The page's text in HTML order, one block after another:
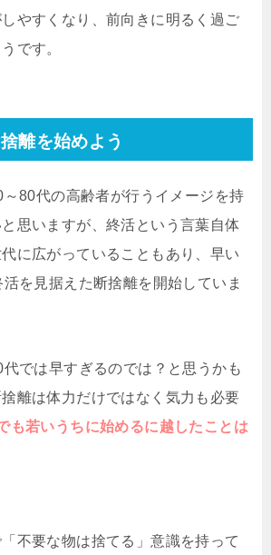
やすくなり、前向きに明るく過ご
です。
離を始めよう
80代の高齢者が行うイメージを持
思いますが、終活という言葉自体
に広がっていることもあり、早い
を見据えた断捨離を開始していま
では早すぎるのでは？と思うかも
離は体力だけではなく気力も必要
も若いうちに始めるに越したことは
不要な物は捨てる」意識を持って